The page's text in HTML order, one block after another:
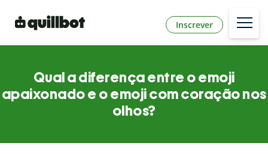
Inscrever
Qual a diferença entre o emoji
apaixonado e o emoji com coração nos
olhos?